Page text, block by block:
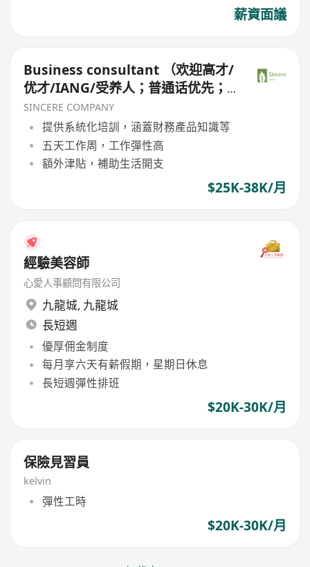
薪資面議
Business consultant （欢迎高才/
优才/IANG/受养人；普通话优先；
可转正/续签）
SINCERE COMPANY
提供系統化培訓，涵蓋財務產品知識等
五天工作周，工作彈性高
額外津貼，補助生活開支
$25K-38K/月
經驗美容師
心愛人事顧問有限公司
九龍城, 九龍城
長短週
優厚佣金制度
每月享六天有薪假期，星期日休息
長短週彈性排班
$20K-30K/月
保險見習員
kelvin
彈性工時
$20K-30K/月